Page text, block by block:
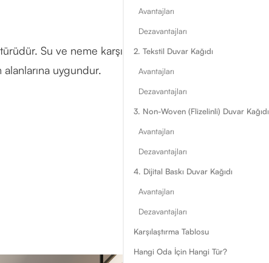
Su ve neme karşı
uygundur.
Avantajları
Dezavantajları
2. Tekstil Duvar Kağıdı
Avantajları
Dezavantajları
3. Non-Woven (Flizelinli) Duvar Kağıdı
Avantajları
Dezavantajları
4. Dijital Baskı Duvar Kağıdı
Avantajları
Dezavantajları
Karşılaştırma Tablosu
Hangi Oda İçin Hangi Tür?